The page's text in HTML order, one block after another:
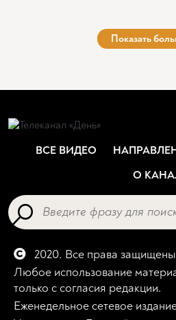
Показать
ВСЕ ВИДЕО
О
2020. Все права
Любое использование
только с согласия редакции.
Еженедельное сетевое